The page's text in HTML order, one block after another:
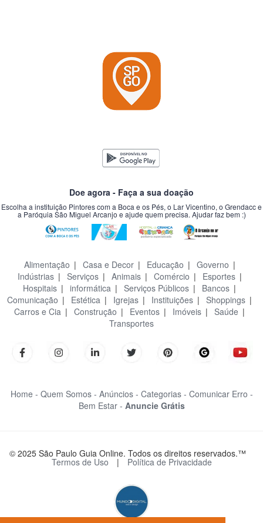
Doe agora - Faça a sua doação
Escolha a instituição Pintores com a Boca e os Pés, o Lar Vicentino, o Grendacc e
a Paróquia São Miguel Arcanjo e ajude quem precisa. Ajudar faz bem :)
Alimentação | Casa e Decor| Educação | Governo |
Indústrias| Serviços| Animais| Comércio | Esportes|
Hospitais | informática | Serviços Públicos | Bancos |
Comunicação | Estética | Igrejas | Instituições | Shoppings |
Carros e Cia | Construção | Eventos | Imóveis | Saúde |
Transportes
Home - Quem Somos - Anúncios - Categorias - Comunicar Erro -
Bem Estar - Anuncie Grátis
© 2025 São Paulo Guia Online. Todos os direitos reservados.™
Termos de Uso | Política de Privacidade